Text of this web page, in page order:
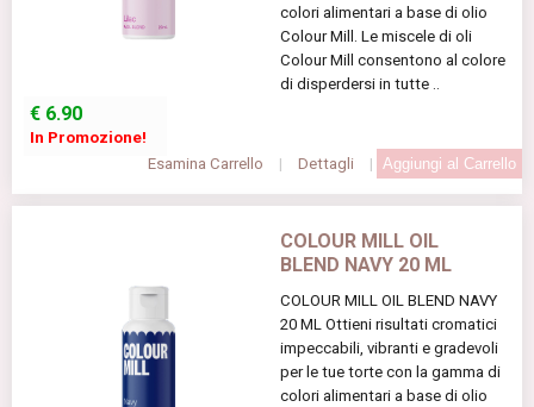
colori alimentari a base di olio
Colour Mill. Le miscele di oli
Colour Mill consentono al colore
di disperdersi in tutte ..
€ 6.90
In Promozione!
Esamina Carrello
| Dettagli |
COLOUR MILL OIL
BLEND NAVY 20 ML
COLOUR MILL OIL BLEND NAVY
20 ML Ottieni risultati cromatici
impeccabili, vibranti e gradevoli
per le tue torte con la gamma di
colori alimentari a base di olio